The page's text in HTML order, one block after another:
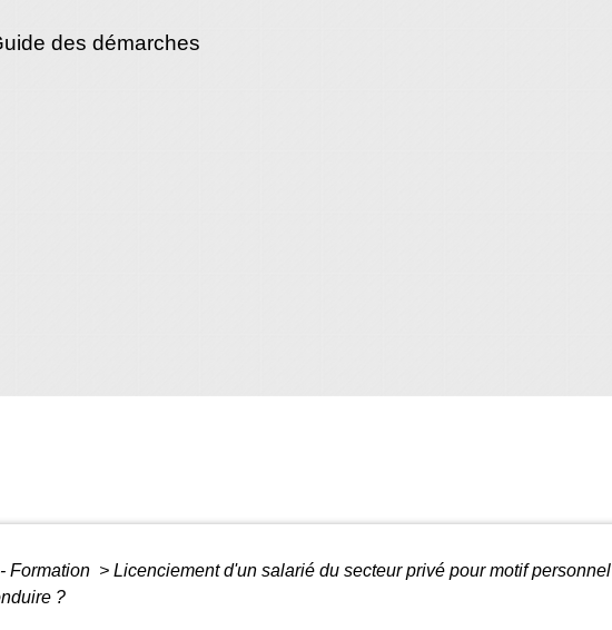
des démarches
Formation > Licenciement d'un salarié du secteur privé pour motif personnel
?